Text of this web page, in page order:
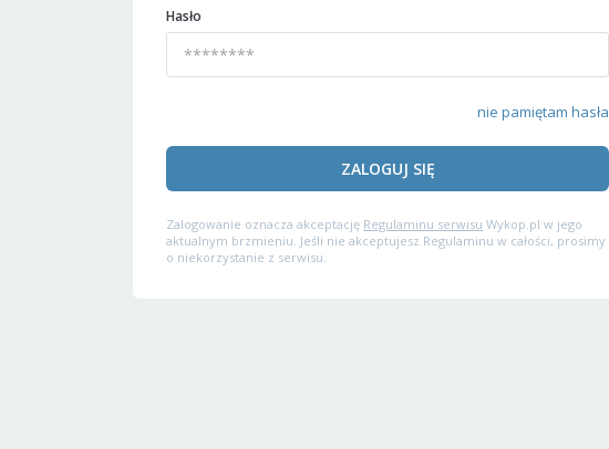
Hasło
nie pamiętam hasła
ZALOGUJ SIĘ
Zalogowanie oznacza akceptację Regulaminu serwisu Wykop.pl w jego
aktualnym brzmieniu. Jeśli nie akceptujesz Regulaminu w całości, prosimy
o niekorzystanie z serwisu.